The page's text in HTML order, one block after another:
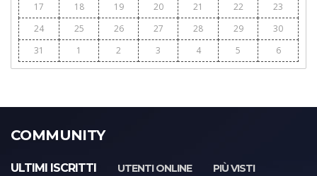
17
18 19 20 21 22
23
24
25 26 27 28 29
30
31
1 2 3 4 5 6
COMMUNITY
ULTIMI ISCRITTI UTENTI ONLINE
PIÙ VISTI